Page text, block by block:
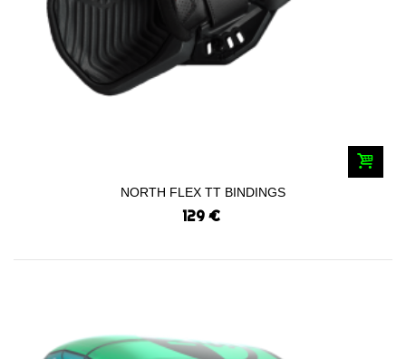
NORTH FLEX TT BINDINGS
129 €